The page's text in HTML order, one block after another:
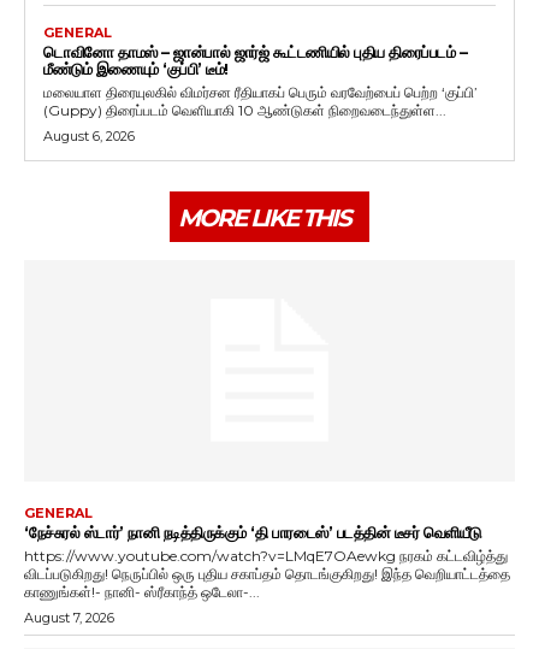
GENERAL
டொவினோ தாமஸ் – ஜான்பால் ஜார்ஜ் கூட்டணியில் புதிய திரைப்படம் –
மீண்டும் இணையும் ‘குப்பி’ டீம்!
மலையாள திரையுலகில் விமர்சன ரீதியாகப் பெரும் வரவேற்பைப் பெற்ற ‘குப்பி’
(Guppy) திரைப்படம் வெளியாகி 10 ஆண்டுகள் நிறைவடைந்துள்ள...
August 6, 2026
MORE LIKE THIS
GENERAL
‘நேச்சுரல் ஸ்டார்’ நானி நடித்திருக்கும் ‘தி பாரடைஸ்’ படத்தின் டீசர் வெளியீடு
https://www.youtube.com/watch?v=LMqE7OAewkg நரகம் கட்டவிழ்த்து
விடப்படுகிறது! நெருப்பில் ஒரு புதிய சகாப்தம் தொடங்குகிறது! இந்த வெறியாட்டத்தை
காணுங்கள்!- நானி- ஸ்ரீகாந்த் ஒடேலா-...
August 7, 2026